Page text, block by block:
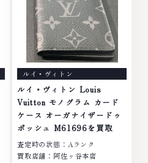
ー・貴金属・宝石・ダイヤモン
ド・ジュエリーや ブランド品・
時計等は特に自信を持って、高額
査定を実現しております。 古く
て使わなくなってしまったアクセ
サリー、動かなくなってしまった
腕時計、多くのお品物の高価買取
りを実現しており、他店ではお値
段の付かなかったお品物でも、一
点一点丁寧に無料で査定します。
お気軽にご連絡ください。TEL:
0120-959-764営業時間: 10:00
～19:00定休日: 年中無休
ルイ・ヴィトン
ルイ・ヴィトン Louis
Vuitton モノグラム カード
ケース オーガナイザードゥ
ポッシュ M61696を買取
査定時の状態：Aランク
買取店舗：阿佐ヶ谷本店